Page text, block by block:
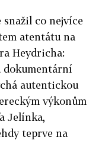
co nejvíce
atentátu na
Heydricha:
dokumentární
autentickou
výkonům
Jelínka,
teprve na